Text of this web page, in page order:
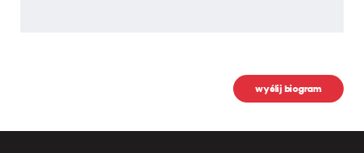
wyślij biogram